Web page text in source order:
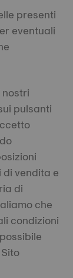
presenti
eventuali
pulsanti
vendita e
di
che
condizioni